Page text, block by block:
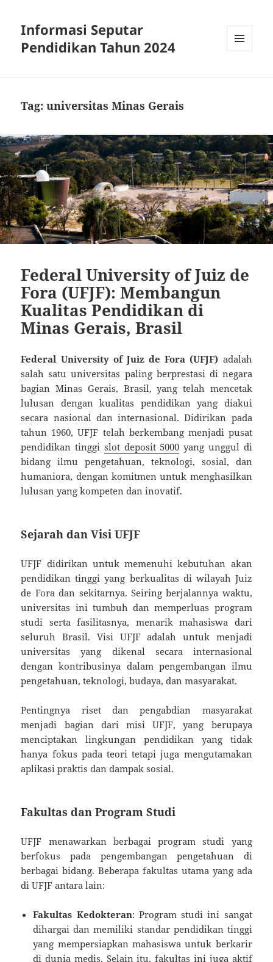
Informasi Seputar
Pendidikan Tahun 2024
Tag:universitas Minas Gerais
Federal University of Juiz de
Fora (UFJF): Membangun
Kualitas Pendidikan di
Minas Gerais, Brasil
Federal University of Juiz de Fora (UFJF) adalah
salah satu universitas paling berprestasi di negara
bagian Minas Gerais, Brasil, yang telah mencetak
lulusan dengan kualitas pendidikan yang diakui
secara nasional dan internasional. Didirikan pada
tahun 1960, UFJF telah berkembang menjadi pusat
pendidikan tinggi slot deposit 5000 yang unggul di
bidang ilmu pengetahuan, teknologi, sosial, dan
humaniora, dengan komitmen untuk menghasilkan
lulusan yang kompeten dan inovatif.
Sejarah dan Visi UFJF
UFJF didirikan untuk memenuhi kebutuhan akan
pendidikan tinggi yang berkualitas di wilayah Juiz
de Fora dan sekitarnya. Seiring berjalannya waktu,
universitas ini tumbuh dan memperluas program
studi serta fasilitasnya, menarik mahasiswa dari
seluruh Brasil. Visi UFJF adalah untuk menjadi
universitas yang dikenal secara internasional
dengan kontribusinya dalam pengembangan ilmu
pengetahuan, teknologi, budaya, dan masyarakat.
Pentingnya riset dan pengabdian masyarakat
menjadi bagian dari misi UFJF, yang berupaya
menciptakan lingkungan pendidikan yang tidak
hanya fokus pada teori tetapi juga mengutamakan
aplikasi praktis dan dampak sosial.
Fakultas dan Program Studi
UFJF menawarkan berbagai program studi yang
berfokus pada pengembangan pengetahuan di
berbagai bidang. Beberapa fakultas utama yang ada
di UFJF antara lain:
Fakultas Kedokteran: Program studi ini sangat
dihargai dan memiliki standar pendidikan tinggi
yang mempersiapkan mahasiswa untuk berkarir
di dunia medis. Selain itu, fakultas ini juga aktif